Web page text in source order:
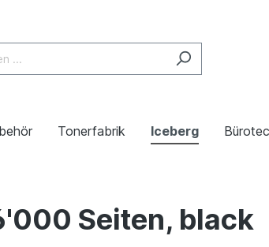
Tonerfabrik Iceberg
Seiten, black